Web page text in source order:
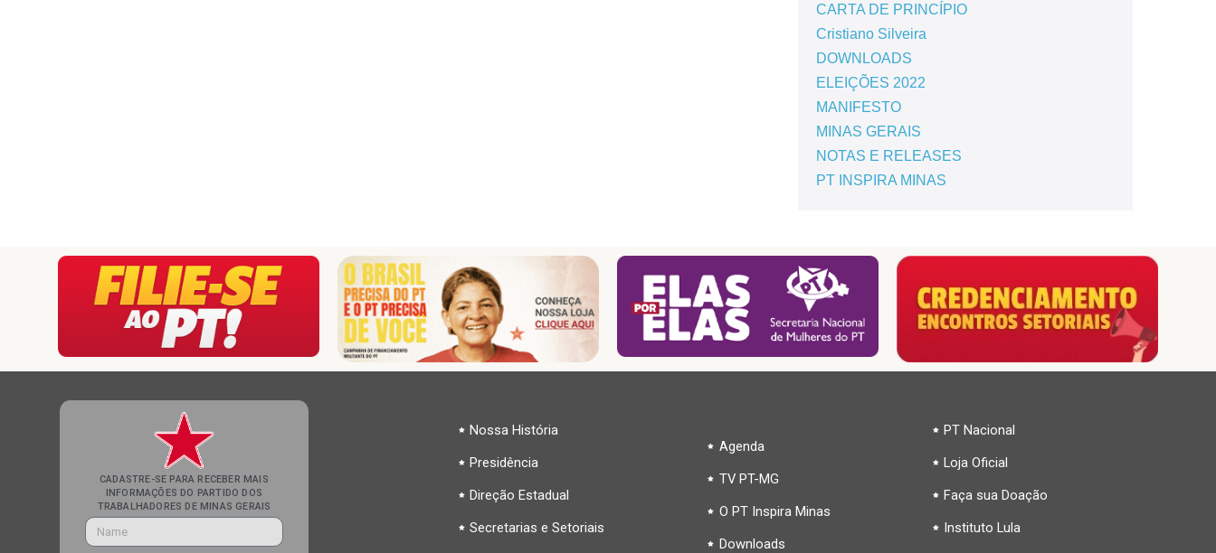
CARTA DE PRINCÍPIO
Cristiano Silveira
DOWNLOADS
ELEIÇÕES 2022
MANIFESTO
MINAS GERAIS
NOTAS E RELEASES
PT INSPIRA MINAS
CADASTRE-SE PARA RECEBER MAIS
INFORMAÇÕES DO PARTIDO DOS
TRABALHADORES DE MINAS GERAIS
Nossa História
Presidência
Direção Estadual
Secretarias e Setoriais
Agenda
TV PT-MG
O PT Inspira Minas
Downloads
PT Nacional
Loja Oficial
Faça sua Doação
Instituto Lula